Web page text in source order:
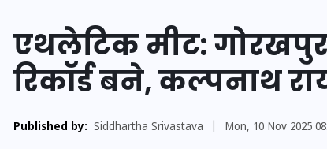
एथलेटिक मीट: गोरखपुर
रिकॉर्ड बने, कल्पनाथ
Published by: Siddhartha Srivastava Mon, 10 Nov 2025